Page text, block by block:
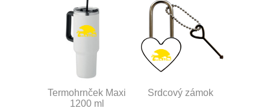
Termohrnček Maxi
1200 ml
Srdcový zámok